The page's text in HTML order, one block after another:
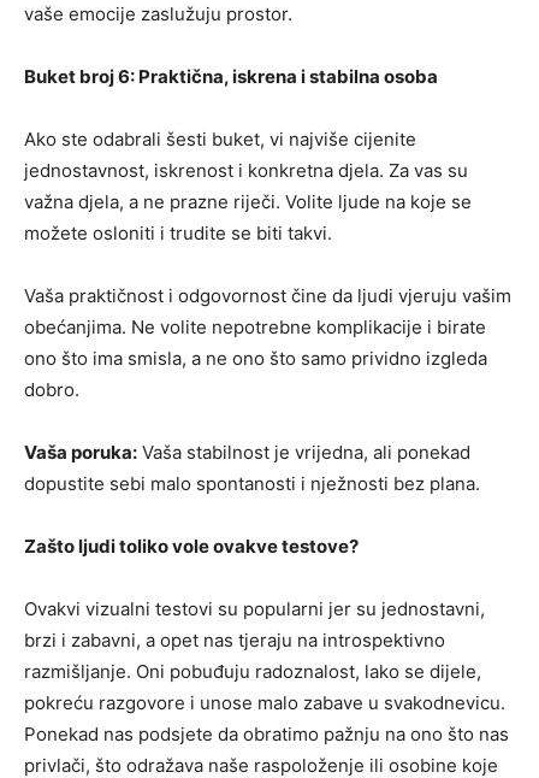
vaše emocije zaslužuju prostor.
Buket broj 6: Praktična, iskrena i stabilna osoba
Ako ste odabrali šesti buket, vi najviše cijenite
jednostavnost, iskrenost i konkretna djela. Za vas su
važna djela, a ne prazne riječi. Volite ljude na koje se
možete osloniti i trudite se biti takvi.
Vaša praktičnost i odgovornost čine da ljudi vjeruju vašim
obećanjima. Ne volite nepotrebne komplikacije i birate
ono što ima smisla, a ne ono što samo prividno izgleda
dobro.
Vaša poruka: Vaša stabilnost je vrijedna, ali ponekad
dopustite sebi malo spontanosti i nježnosti bez plana.
Zašto ljudi toliko vole ovakve testove?
Ovakvi vizualni testovi su popularni jer su jednostavni,
brzi i zabavni, a opet nas tjeraju na introspektivno
razmišljanje. Oni pobuđuju radoznalost, lako se dijele,
pokreću razgovore i unose malo zabave u svakodnevicu.
Ponekad nas podsjete da obratimo pažnju na ono što nas
privlači, što odražava naše raspoloženje ili osobine koje